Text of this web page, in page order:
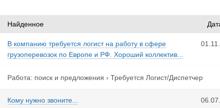
Найденное
В компанию требуется логист на работу в сфере
грузоперевозок по Европе и РФ. Хороший коллектив...
Работа: поиск и предложения › Требуется Логист/Диспетчер
Кому нужно звоните...